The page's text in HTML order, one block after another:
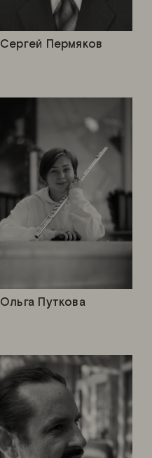
Ольга Путкова
Сергей Пермяков